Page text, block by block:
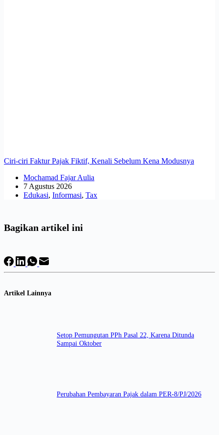
Ciri-ciri Faktur Pajak Fiktif, Kenali Sebelum Kena Modusnya
Mochamad Fajar Aulia
7 Agustus 2026
Edukasi, Informasi, Tax
Bagikan artikel ini
Artikel Lainnya
Setop Pemungutan PPh Pasal 22, Karena Ditunda
Sampai Oktober
Perubahan Pembayaran Pajak dalam PER-8/PJ/2026